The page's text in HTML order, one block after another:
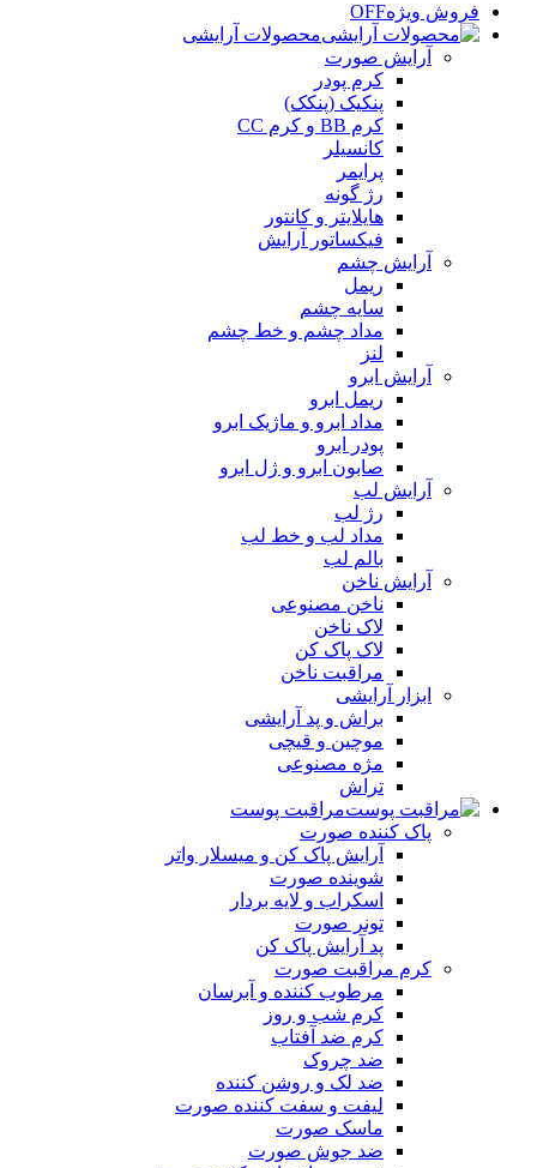
فروش ویژهOFF
محصولات آرایشی
آرایش صورت
کرم پودر
پنکیک (پنکک)
کرم BB و کرم CC
کانسیلر
پرایمر
رژ گونه
هایلایتر و کانتور
فیکساتور آرایش
آرایش چشم
ریمل
سایه چشم
مداد چشم و خط چشم
لنز
آرایش ابرو
ریمل ابرو
مداد ابرو و ماژیک ابرو
پودر ابرو
صابون ابرو و ژل ابرو
آرایش لب
رژ لب
مداد لب و خط لب
بالم لب
آرایش ناخن
ناخن مصنوعی
لاک ناخن
لاک پاک کن
مراقبت ناخن
ابزار آرایشی
براش و پد آرایشی
موچین و قیچی
مژه مصنوعی
تراش
مراقبت پوست
پاک کننده صورت
آرايش پاک کن و ميسلار واتر
شوينده صورت
اسکراب و لايه بردار
تونر صورت
پد آرايش پاک کن
کرم مراقبت صورت
مرطوب کننده و آبرسان
کرم شب و روز
کرم ضد آفتاب
ضد چروک
ضد لک و روشن کننده
ليفت و سفت کننده صورت
ماسک صورت
ضد جوش صورت